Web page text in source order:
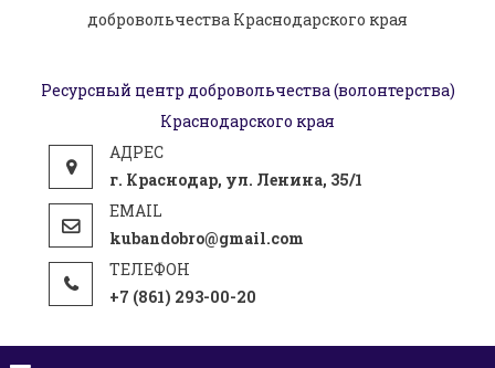
добровольчества Краснодарского края
Ресурсный центр добровольчества (волонтерства)
Краснодарского края
г. Краснодар, ул. Ленина, 35/1
kubandobro@gmail.com
+7 (861) 293-00-20